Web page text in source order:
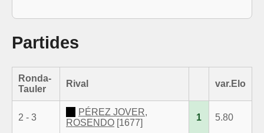
Partides
Ronda-
Tauler
Rival var.Elo
2 - 3
PÉREZ JOVER,
ROSENDO [1677]
1 5.80